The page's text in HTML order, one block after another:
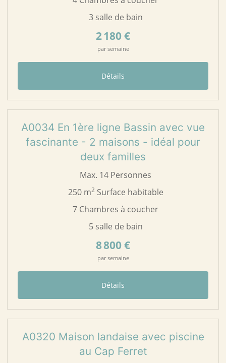
3 salle de bain
2 180 €
par semaine
Détails
58 A0034
A0034 En 1ère ligne Bassin avec vue
fascinante - 2 maisons - idéal pour
deux familles
Max. 14 Personnes
250 m2Surface habitable
7 Chambres à coucher
5 salle de bain
8 800 €
par semaine
Détails
29 A0320
A0320 Maison landaise avec piscine
au Cap Ferret